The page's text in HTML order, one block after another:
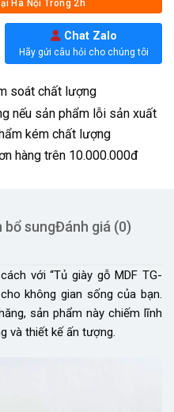
Hà Nội Trong 2h
Chat Zalo
Hãy gửi câu hỏi cho chúng tôi
soát chất lượng
nếu sản phẩm lỗi sản xuất
kém chất lượng
hàng trên 10.000.000đ
bổ sungĐánh giá (0)
với “Tủ giày gỗ MDF TG-
không gian sống của bạn.
sản phẩm này chiếm lĩnh
và thiết kế ấn tượng.